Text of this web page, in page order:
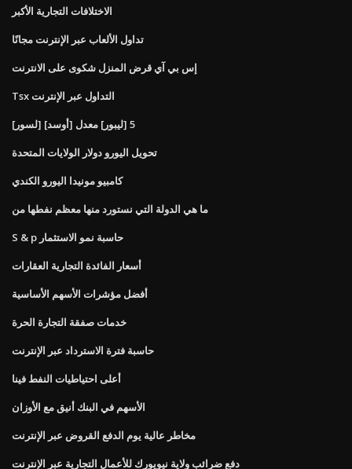
الاختلافات التجارية الأكبر
تداول الألعاب عبر الإنترنت مجانًا
إس بي آي قرض المنزل شكوى على الانترنت
Tsx التداول عبر الإنترنت
[لسور] 5 [ليبور] معدل [أوسد]
تحويل اليورو دولار الولايات المتحدة
كامبيو مونيدا اليورو الكندي
ما هي الدولة التي نستورد منها معظم نفطها من
S & p حاسبة نمو الاستثمار
أسعار الفائدة التجارية العقارات
أفضل مؤشرات الأسهم الأساسية
خدمات صفقة التجارة الحرة
حاسبة فترة الاسترداد عبر الإنترنت
أعلى احتياطيات النفط فينا
الأسهم في البنك أنيق مع الأوزان
مخاطر عالية يوم الدفع القروض عبر الإنترنت
دفع ضرائب ولاية نيويورك للأعمال التجارية عبر الإنترنت